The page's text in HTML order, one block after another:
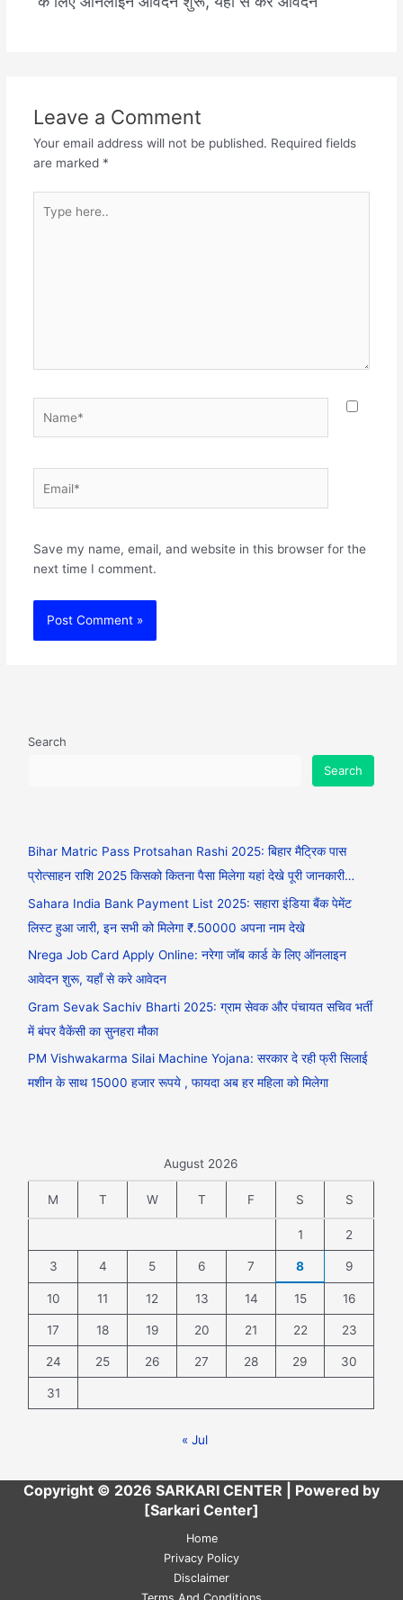
Leave a Comment
Your email address will not be published. Required fields
are marked *
here..
Save my name, email, and website in this browser for the
next time I comment.
Search
Search
Bihar Matric Pass Protsahan Rashi 2025: बिहार मैट्रिक पास
प्रोत्साहन राशि 2025 किसको कितना पैसा मिलेगा यहां देखे पूरी जानकारी…
Sahara India Bank Payment List 2025: सहारा इंडिया बैंक पेमेंट
लिस्ट हुआ जारी, इन सभी को मिलेगा ₹.50000 अपना नाम देखे
Nrega Job Card Apply Online: नरेगा जॉब कार्ड के लिए ऑनलाइन
आवेदन शुरू, यहाँ से करे आवेदन
Gram Sevak Sachiv Bharti 2025: ग्राम सेवक और पंचायत सचिव भर्ती
में बंपर वैकेंसी का सुनहरा मौका
PM Vishwakarma Silai Machine Yojana: सरकार दे रही फ्री सिलाई
मशीन के साथ 15000 हजार रूपये , फायदा अब हर महिला को मिलेगा
August 2026
M T W T F S S
1 2
3 4 5 6 7 8 9
10 11 12 13 14 15 16
17 18 19 20 21 22 23
24 25 26 27 28 29 30
31
« Jul
Copyright © 2026 SARKARI CENTER | Powered by
[Sarkari Center]
Home
Privacy Policy
Disclaimer